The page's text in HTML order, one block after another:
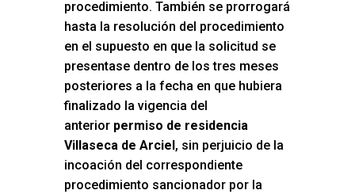
procedimiento. También se prorrogará
hasta la resolución del procedimiento
en el supuesto en que la solicitud se
presentase dentro de los tres meses
posteriores a la fecha en que hubiera
finalizado la vigencia del
anterior permiso de residencia
Villaseca de Arciel, sin perjuicio de la
incoación del correspondiente
procedimiento sancionador por la